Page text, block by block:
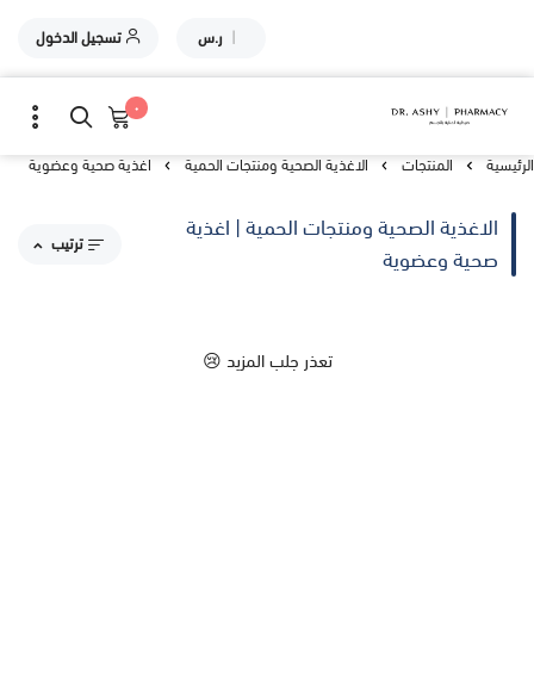
| ر.س تسجيل الدخول
٠
الرئيسية المنتجات الاغذية الصحية ومنتجات الحمية اغذية صحية وعضوية
الاغذية الصحية ومنتجات الحمية | اغذية
صحية وعضوية
ترتيب
الاكثر مبيعاً
تعذر جلب المزيد 😢